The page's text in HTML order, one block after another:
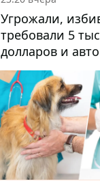
Угрожали,
требовали 5
долларов и
Павлограде
мужчин